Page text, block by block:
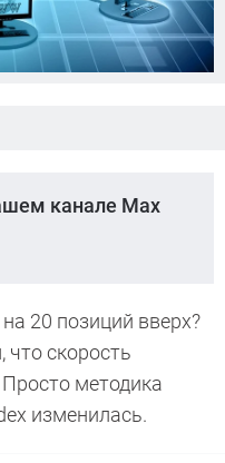
канале Max
20 позиций вверх?
что скорость
методика
изменилась.